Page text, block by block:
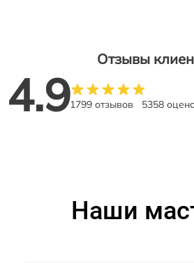
Отзывы
4.91799 отзывов 5358
Наши